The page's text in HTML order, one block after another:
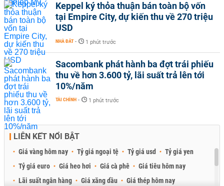
Keppel ký thỏa thuận bán toàn bộ vốn
tại Empire City, dự kiến thu về 270 triệu
USD
NHÀ ĐẤT - 1 phút trước
Sacombank phát hành ba đợt trái phiếu
thu về hơn 3.600 tỷ, lãi suất trả lên tới
10%/năm
TÀI CHÍNH - 1 phút trước
LIÊN KẾT NỔI BẬT
Giá vàng hôm nay Tỷ giá ngoại tệ Tỷ giá usd
Tỷ giá yen
Tỷ giá euro
Giá heo hơi Giá cà phê
Giá tiêu hôm nay
Lãi suất ngân hàng
Giá xăng dầu Giá thép hôm nay